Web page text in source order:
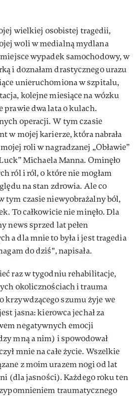
wielkiej osobistej tragedii,
woli w medialną mydlana
wypadek samochodowy, w
i doznałam drastycznego urazu
unieruchomiona w szpitalu,
kolejne miesiące na wózku
dwa lata o kulach.
operacji. W tym czasie
w mojej karierze, która nabrała
roli w nagradzanej „Obławie”
Michaela Manna. Ominęło
ról i ról, o które nie mogłam
na stan zdrowia. Ale co
tym czasie niewyobrażalny ból,
To całkowicie nie minęło. Dla
news sprzed lat pełen
a dla mnie to była i jest tragedia
do dziś", napisała.
raz w tygodniu rehabilitacje,
okolicznościach i trauma
krzywdzącego szumu żyje we
jasna: kierowca jechał za
negatywnych emocji
mną a nim) i spowodował
mnie na całe życie. Wszelkie
z moim urazem nogi od lat
(dla jasności). Każdego roku ten
traumatycznego